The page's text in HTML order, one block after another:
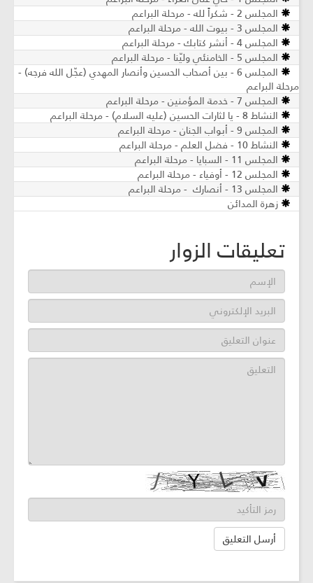
المجلس 2 - شكراً لله - مرحلة البراعم
المجلس 3 - بيوت الله - مرحلة البراعم
المجلس 4 - أنشر كتابك - مرحلة البراعم
المجلس 5 - الخامنئي وليّنا - مرحلة البراعم
المجلس 6 - بين أصحاب الحسين وأنصار المهدي (عجّل الله فرجه) -
مرحلة البراعم
المجلس 7 - خدمة المؤمنين - مرحلة البراعم
النشاط 8 - يا لثارات الحسين (عليه السلام) - مرحلة البراعم
المجلس 9 - أبواب الجنان - مرحلة البراعم
النشاط 10 - فضل العلم - مرحلة البراعم
المجلس 11 - السبايا - مرحلة البراعم
المجلس 12 - أوفياء - مرحلة البراعم
المجلس 13 - أنصارك - مرحلة البراعم
زهرة المدائن
تعليقات الزوار